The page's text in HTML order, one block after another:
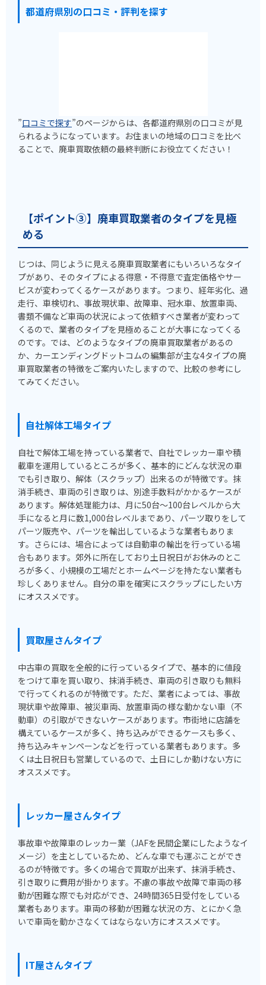
都道府県別の口コミ・評判を探す
”口コミで探す”のページからは、各都道府県別の口コミが見
られるようになっています。お住まいの地域の口コミを比べ
ることで、廃車買取依頼の最終判断にお役立てください！
【ポイント③】廃車買取業者のタイプを見極
める
じつは、同じように見える廃車買取業者にもいろいろなタイ
プがあり、そのタイプによる得意・不得意で査定価格やサー
ビスが変わってくるケースがあります。つまり、経年劣化、過
走行、車検切れ、事故現状車、故障車、冠水車、放置車両、
書類不備など車両の状況によって依頼すべき業者が変わって
くるので、業者のタイプを見極めることが大事になってくる
のです。では、どのようなタイプの廃車買取業者があるの
か、カーエンディングドットコムの編集部が主な4タイプの廃
車買取業者の特徴をご案内いたしますので、比較の参考にし
てみてください。
自社解体工場タイプ
自社で解体工場を持っている業者で、自社でレッカー車や積
載車を運用しているところが多く、基本的にどんな状況の車
でも引き取り、解体（スクラップ）出来るのが特徴です。抹
消手続き、車両の引き取りは、別途手数料がかかるケースが
あります。解体処理能力は、月に50台～100台レベルから大
手になると月に数1,000台レベルまであり、パーツ取りをして
パーツ販売や、パーツを輸出しているような業者もありま
す。さらには、場合によっては自動車の輸出を行っている場
合もあります。郊外に所在しており土日祝日がお休みのとこ
ろが多く、小規模の工場だとホームページを持たない業者も
珍しくありません。自分の車を確実にスクラップにしたい方
にオススメです。
買取屋さんタイプ
中古車の買取を全般的に行っているタイプで、基本的に値段
をつけて車を買い取り、抹消手続き、車両の引き取りも無料
で行ってくれるのが特徴です。ただ、業者によっては、事故
現状車や故障車、被災車両、放置車両の様な動かない車（不
動車）の引取ができないケースがあります。市街地に店舗を
構えているケースが多く、持ち込みができるケースも多く、
持ち込みキャンペーンなどを行っている業者もあります。多
くは土日祝日も営業しているので、土日にしか動けない方に
オススメです。
レッカー屋さんタイプ
事故車や故障車のレッカー業（JAFを民間企業にしたようなイ
メージ）を主としているため、どんな車でも運ぶことができ
るのが特徴です。多くの場合で買取が出来ず、抹消手続き、
引き取りに費用が掛かります。不慮の事故や故障で車両の移
動が困難な際でも対応ができ、24時間365日受付をしている
業者もあります。車両の移動が困難な状況の方、とにかく急
いで車両を動かさなくてはならない方にオススメです。
IT屋さんタイプ